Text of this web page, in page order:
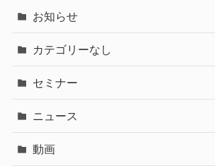
お知らせ
カテゴリーなし
セミナー
ニュース
動画